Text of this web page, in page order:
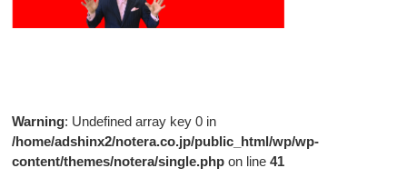
Warning: Undefined array key 0 in
/home/adshinx2/notera.co.jp/public_html/wp/wp-
content/themes/notera/single.php on line41